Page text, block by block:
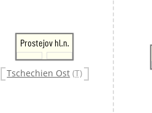
Prostejov hl.n.
Tschechien Ost (T)